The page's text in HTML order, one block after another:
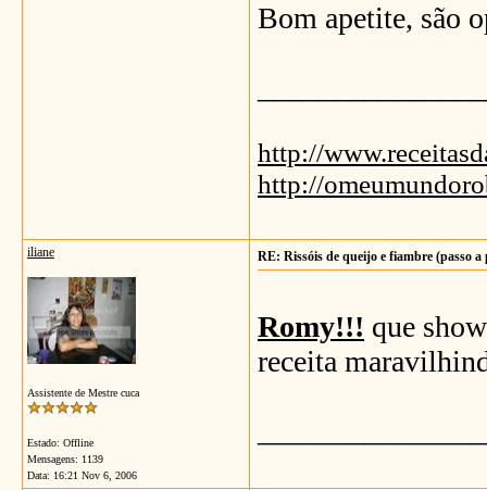
Bom apetite, são
http://
http://
iliane
Assistente de Mestre cuca
Estado: Offline
Mensagens: 1139
Data: 16:21 Nov 6, 2006
RE: Rissóis de queijo e fiambre (passo a
Romy!!! que
receita